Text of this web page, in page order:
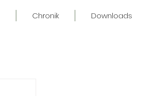
Chronik Downloads